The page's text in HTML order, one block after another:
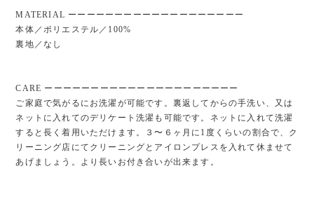
MATERIAL ーーーーーーーーーーーーーーーーーーー
本体／ポリエステル／100%
裏地／なし
CARE ーーーーーーーーーーーーーーーーーーーーー
ご家庭で気がるにお洗濯が可能です。裏返してからの手洗い、又は
ネットに入れてのデリケート洗濯も可能です。ネットに入れて洗濯
すると長く着用いただけます。３〜６ヶ月に1度くらいの割合で、ク
リーニング店にてクリーニングとアイロンプレスを入れて休ませて
あげましょう。より長いお付き合いが出来ます。